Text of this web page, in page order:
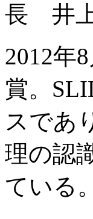
長 井
2012年
賞。
スであ
理の認
ている。